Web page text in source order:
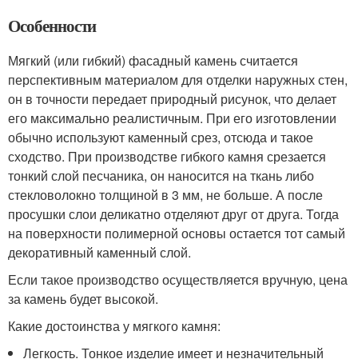
Особенности
Мягкий (или гибкий) фасадный камень считается
перспективным материалом для отделки наружных стен,
он в точности передает природный рисунок, что делает
его максимально реалистичным. При его изготовлении
обычно используют каменный срез, отсюда и такое
сходство. При производстве гибкого камня срезается
тонкий слой песчаника, он наносится на ткань либо
стекловолокно толщиной в 3 мм, не больше. А после
просушки слои деликатно отделяют друг от друга. Тогда
на поверхности полимерной основы остается тот самый
декоративный каменный слой.
Если такое производство осуществляется вручную, цена
за камень будет высокой.
Какие достоинства у мягкого камня:
Легкость. Тонкое изделие имеет и незначительный